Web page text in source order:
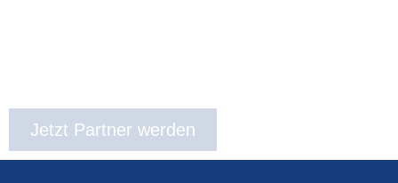
Jetzt Partner werden